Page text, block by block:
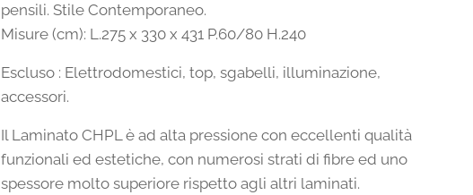
pensili. Stile Contemporaneo.
Misure (cm): L.275 x 330 x 431 P.60/80 H.240
Escluso : Elettrodomestici, top, sgabelli, illuminazione,
accessori.
Il Laminato CHPL è ad alta pressione con eccellenti qualità
funzionali ed estetiche, con numerosi strati di fibre ed uno
spessore molto superiore rispetto agli altri laminati.